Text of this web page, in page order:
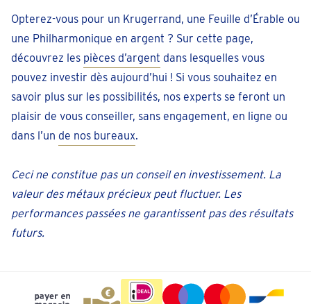
Opterez-vous pour un Krugerrand, une Feuille d’Érable ou
une Philharmonique en argent ? Sur cette page,
découvrez les pièces d’argent dans lesquelles vous
pouvez investir dès aujourd’hui ! Si vous souhaitez en
savoir plus sur les possibilités, nos experts se feront un
plaisir de vous conseiller, sans engagement, en ligne ou
dans l’un de nos bureaux.
Ceci ne constitue pas un conseil en investissement. La
valeur des métaux précieux peut fluctuer. Les
performances passées ne garantissent pas des résultats
futurs.